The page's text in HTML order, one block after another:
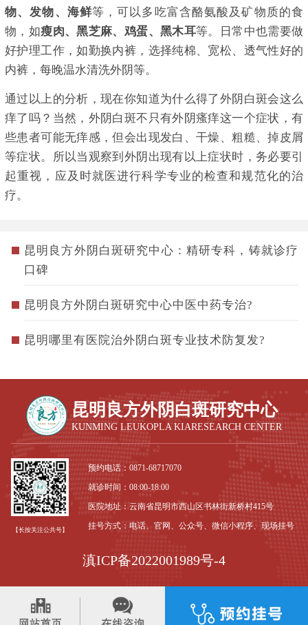
物、发物、海鲜等，可以多吃富含酪氨酸及矿物质的食
物，如瘦肉、黑芝麻、鸡蛋、黑木耳等。日常中也需要做
好护理工作，如勤换内裤，选择纯棉、宽松、透气性好的
内裤，每晚温水清洗外阴等。
通过以上的分析，现在你知道为什么得了外阴白斑会这么
痒了吗？当然，外阴白斑不只有外阴瘙痒这一个症状，有
些患者可能无痒感，但会出现发白、干燥、粗糙、掉皮屑
等症状。所以当观察到外阴出现有以上症状时，务必要引
起重视，应及时就医进行科学专业的检查和规范化的治
疗。
昆明良方外阴白斑研究中心：精研专科，铸就诊疗
口碑
昆明良方外阴白斑研究中心中医中药专治?
昆明哪里有医院治外阴白斑专业技术防复发?
昆明良方外阴白斑研究中心
KUNMING LEUKOPLA KIARESEARCH CENTER
【长按关注公共号】
预约电话：0871-68717070
就诊时间：08:00-18:00
医院地址：云南省昆明市西山区书林街新桥村415号
挂号方式：电话、官网、公众号、微信小程序、现场挂号
滇ICP备2022001989号-4